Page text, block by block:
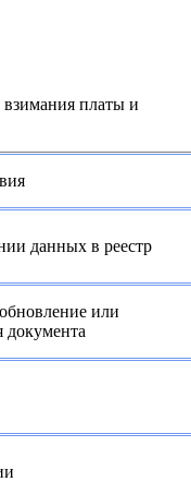
платы и
данных в реестр
или
документа